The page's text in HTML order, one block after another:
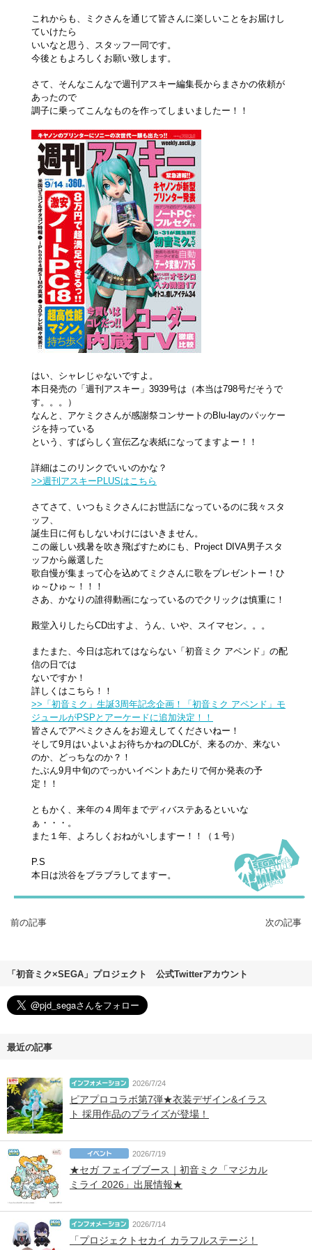
これからも、ミクさんを通じて皆さんに楽しいことをお届けし
ていけたら
いいなと思う、スタッフ一同です。
今後ともよろしくお願い致します。
さて、そんなこんなで週刊アスキー編集長からまさかの依頼が
あったので
調子に乗ってこんなものを作ってしまいましたー！！
はい、シャレじゃないですよ。
本日発売の「週刊アスキー」3939号は（本当は798号だそうで
す。。。）
なんと、アケミクさんが感謝祭コンサートのBlu-layのパッケー
ジを持っている
という、すばらしく宣伝乙な表紙になってますよー！！
詳細はこのリンクでいいのかな？
>>週刊アスキーPLUSはこちら
さてさて、いつもミクさんにお世話になっているのに我々スタ
ッフ、
誕生日に何もしないわけにはいきません。
この厳しい残暑を吹き飛ばすためにも、Project DIVA男子スタ
ッフから厳選した
歌自慢が集まって心を込めてミクさんに歌をプレゼントー！ひ
ゅ～ひゅ～！！！
さあ、かなりの誰得動画になっているのでクリックは慎重に！
殿堂入りしたらCD出すよ、うん、いや、スイマセン。。。
またまた、今日は忘れてはならない「初音ミク アペンド」の配
信の日では
ないですか！
詳しくはこちら！！
>>「初音ミク」生誕3周年記念企画！「初音ミク アペンド」モ
ジュールがPSPとアーケードに追加決定！！
皆さんでアペミクさんをお迎えしてくださいねー！
そして9月はいよいよお待ちかねのDLCが、来るのか、来ない
のか、どっちなのか？！
たぶん9月中旬のでっかいイベントあたりで何か発表の予
定！！
ともかく、来年の４周年までディバステあるといいな
ぁ・・・。
また１年、よろしくおねがいしますー！！（１号）
P.S
本日は渋谷をブラブラしてますー。
前の記事 次の記事
「初音ミク×SEGA」プロジェクト 公式Twitterアカウント
最近の記事
2026/7/24
ピアプロコラボ第7弾★衣装デザイン&イラス
ト 採用作品のプライズが登場！
2026/7/19
★セガ フェイブブース｜初音ミク「マジカル
ミライ 2026」出展情報★
2026/7/14
「プロジェクトセカイ カラフルステージ！